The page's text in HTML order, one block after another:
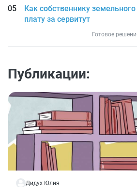
Как собственнику земельного
плату за сервитут
Готовое
Публикации:
Дидух Юлия